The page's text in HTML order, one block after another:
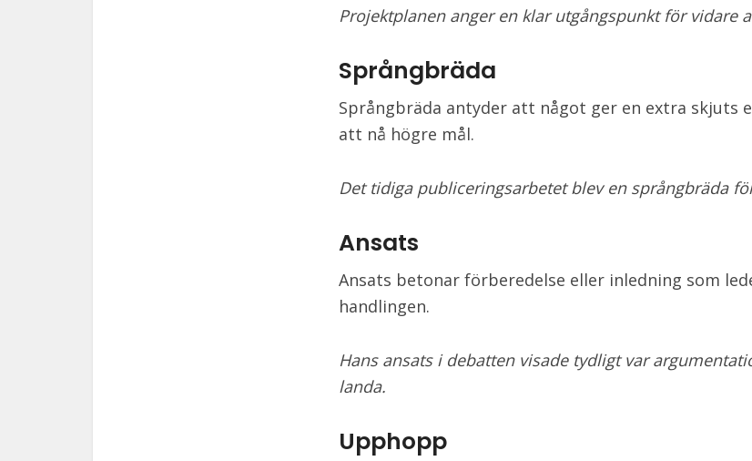
Projektplanen anger en klar utgångspunkt för vidare
Språngbräda
Språngbräda antyder att något ger en extra skjuts
att nå högre mål.
Det tidiga publiceringsarbetet blev en språngbräda
Ansats
Ansats betonar förberedelse eller inledning som
handlingen.
Hans ansats i debatten visade tydligt var
landa.
Upphopp